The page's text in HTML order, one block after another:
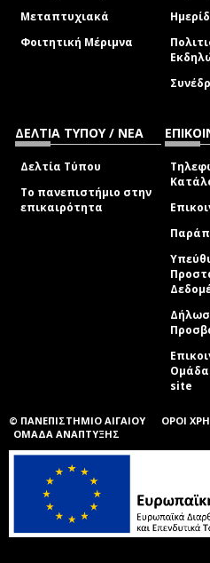
Μεταπτυχιακά
Φοιτητική Μέριμνα
ΔΕΛΤΙΑ ΤΥΠΟΥ / ΝΕΑ
Δελτία Τύπου
Το πανεπιστήμιο στην
επικαιρότητα
Ομάδα
site
© ΠΑΝΕΠΙΣΤΗΜΙΟ ΑΙΓΑΙΟΥ ΟΡΟΙ
ΟΜΑΔΑ ΑΝΑΠΤΥΞΗΣ